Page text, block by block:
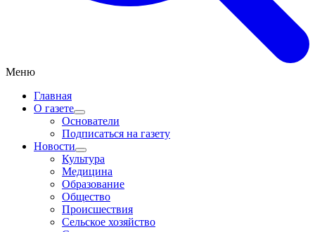
Меню
Главная
О газете
Основатели
Подписаться на газету
Новости
Культура
Медицина
Образование
Общество
Происшествия
Сельское хозяйство